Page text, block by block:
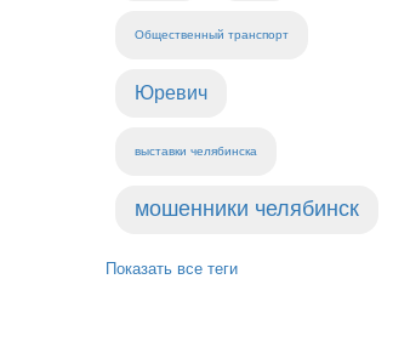
Общественный транспорт
Юревич
выставки челябинска
мошенники челябинск
Показать все теги